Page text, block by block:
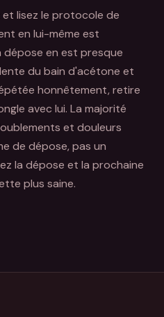
et lisez le protocole de
en lui-même est
dépose en est presque
du bain d'acétone et
honnêtement, retire
avec lui. La majorité
et douleurs
de dépose, pas un
la dépose et la prochaine
plus saine.